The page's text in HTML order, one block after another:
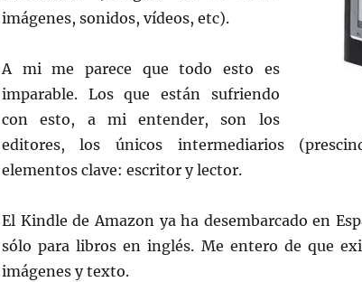
imágenes, sonidos, vídeos, etc).
A mi me parece que todo esto es
imparable. Los que están sufriendo
con esto, a mi entender, son los
editores, los únicos intermediarios
elementos clave: escritor y lector.
El Kindle de Amazon ya ha desembarcado en
sólo para libros en inglés. Me entero de que
imágenes y texto.